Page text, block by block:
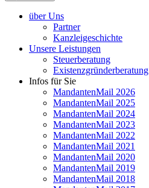
über Uns
Partner
Kanzleigeschichte
Unsere Leistungen
Steuerberatung
Existenzgründerberatung
Infos für Sie
MandantenMail 2026
MandantenMail 2025
MandantenMail 2024
MandantenMail 2023
MandantenMail 2022
MandantenMail 2021
MandantenMail 2020
MandantenMail 2019
MandantenMail 2018